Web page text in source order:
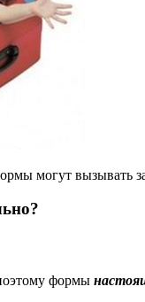
могут вызывать
формы